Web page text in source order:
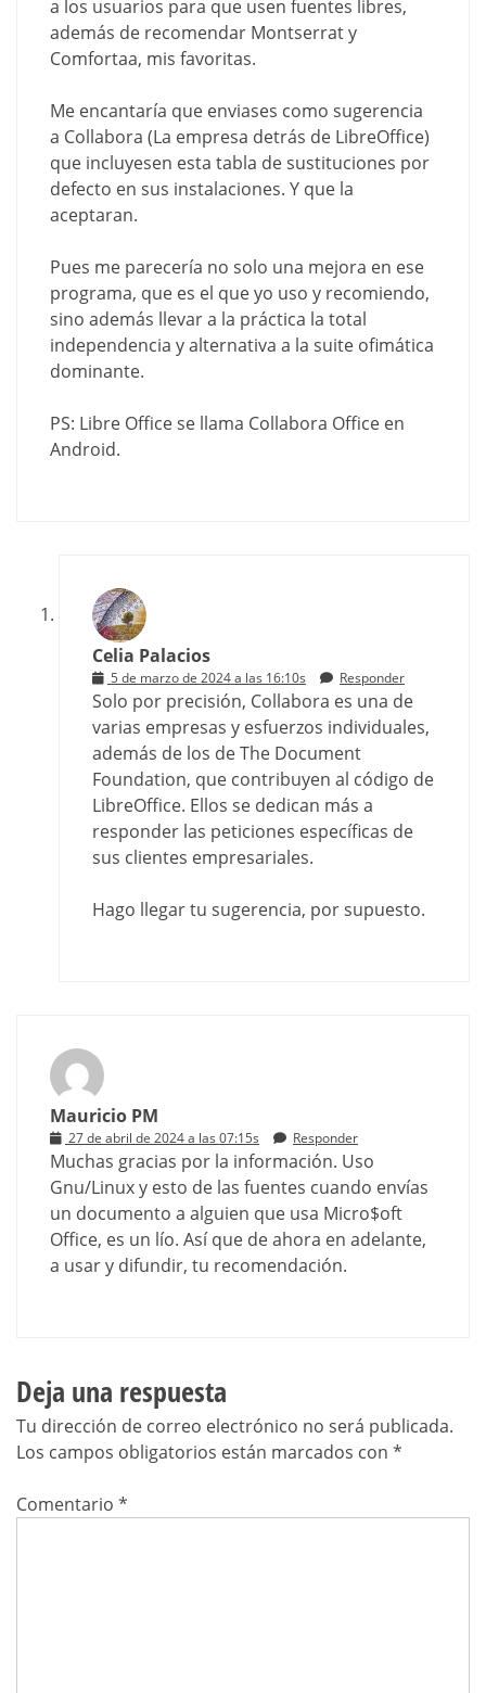
a los usuarios para que usen fuentes libres,
además de recomendar Montserrat y
Comfortaa, mis favoritas.
Me encantaría que enviases como sugerencia
a Collabora (La empresa detrás de LibreOffice)
que incluyesen esta tabla de sustituciones por
defecto en sus instalaciones. Y que la
aceptaran.
Pues me parecería no solo una mejora en ese
programa, que es el que yo uso y recomiendo,
sino además llevar a la práctica la total
independencia y alternativa a la suite ofimática
dominante.
PS: Libre Office se llama Collabora Office en
Android.
Celia Palacios
5 de marzo de 2024 a las 16:10s Responder
Solo por precisión, Collabora es una de
varias empresas y esfuerzos individuales,
además de los de The Document
Foundation, que contribuyen al código de
LibreOffice. Ellos se dedican más a
responder las peticiones específicas de
sus clientes empresariales.
Hago llegar tu sugerencia, por supuesto.
Mauricio PM
27 de abril de 2024 a las 07:15s Responder
Muchas gracias por la información. Uso
Gnu/Linux y esto de las fuentes cuando envías
un documento a alguien que usa Micro$oft
Office, es un lío. Así que de ahora en adelante,
a usar y difundir, tu recomendación.
Deja una respuesta
Tu dirección de correo electrónico no será publicada.
Los campos obligatorios están marcados con *
Comentario *